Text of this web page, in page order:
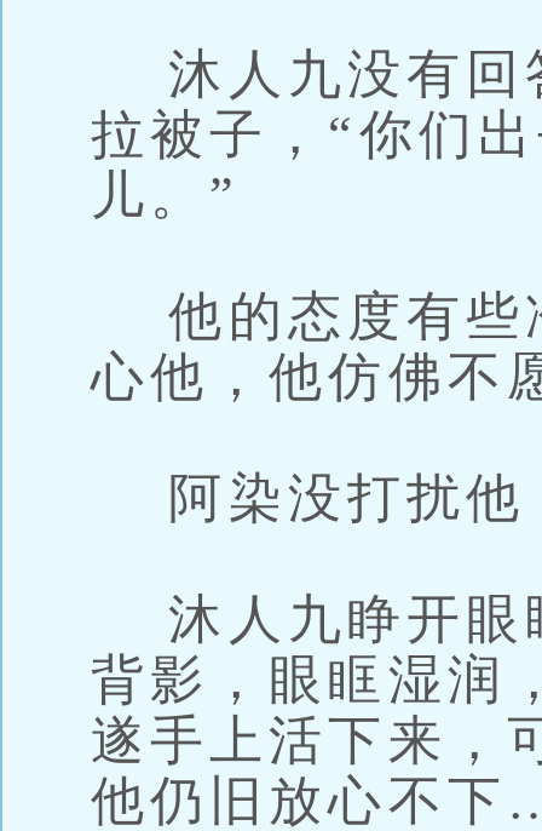
沐人九没有回
拉被子，“你们
儿。”
他的态度有些
心他，他仿佛不
阿染没打扰他
沐人九睁开眼
背影，眼眶湿润
遂手上活下来，
他仍旧放心不